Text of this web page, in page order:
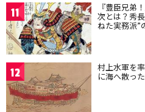
11 『豊臣兄弟
次とは？秀
ねた実務派”
12 村上水軍を
に海へ散っ